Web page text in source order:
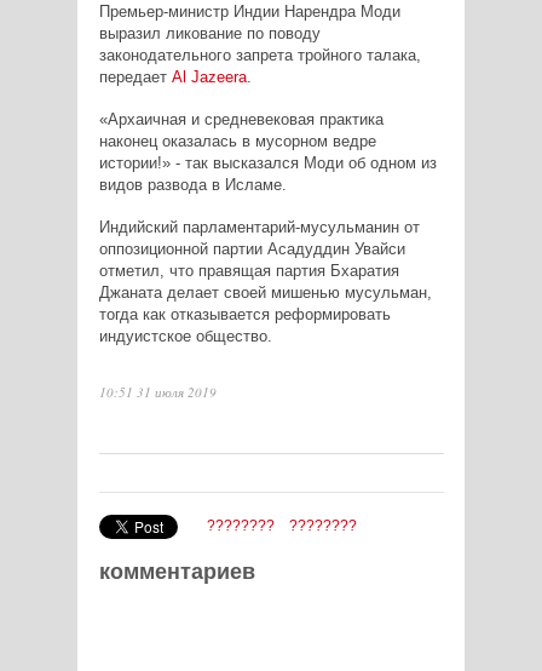
Премьер-министр Индии Нарендра Моди
выразил ликование по поводу
законодательного запрета тройного талака,
передает Al Jazeera.
«Архаичная и средневековая практика
наконец оказалась в мусорном ведре
истории!» - так высказался Моди об одном из
видов развода в Исламе.
Индийский парламентарий-мусульманин от
оппозиционной партии Асадуддин Увайси
отметил, что правящая партия Бхаратия
Джаната делает своей мишенью мусульман,
тогда как отказывается реформировать
индуистское общество.
10:51 31 июля 2019
???????? ????????
комментариев